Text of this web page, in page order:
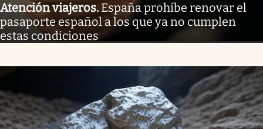
Atención viajeros. España prohíbe renovar el
pasaporte español a los que ya no cumplen
estas condiciones